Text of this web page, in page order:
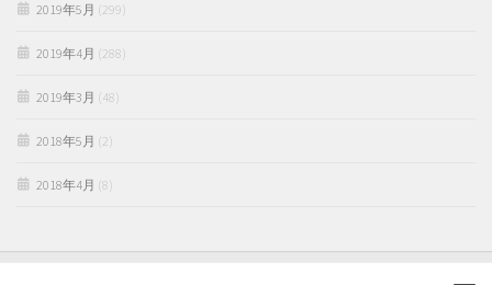
2019年5月 (299)
2019年4月 (288)
2019年3月 (48)
2018年5月 (2)
2018年4月 (8)